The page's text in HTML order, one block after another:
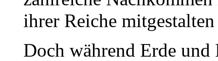
ihrer Reiche
Doch während Erde